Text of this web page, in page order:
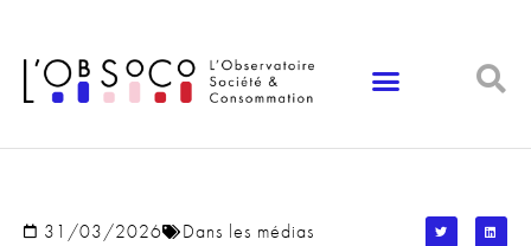
31/03/2026 Dans les médias